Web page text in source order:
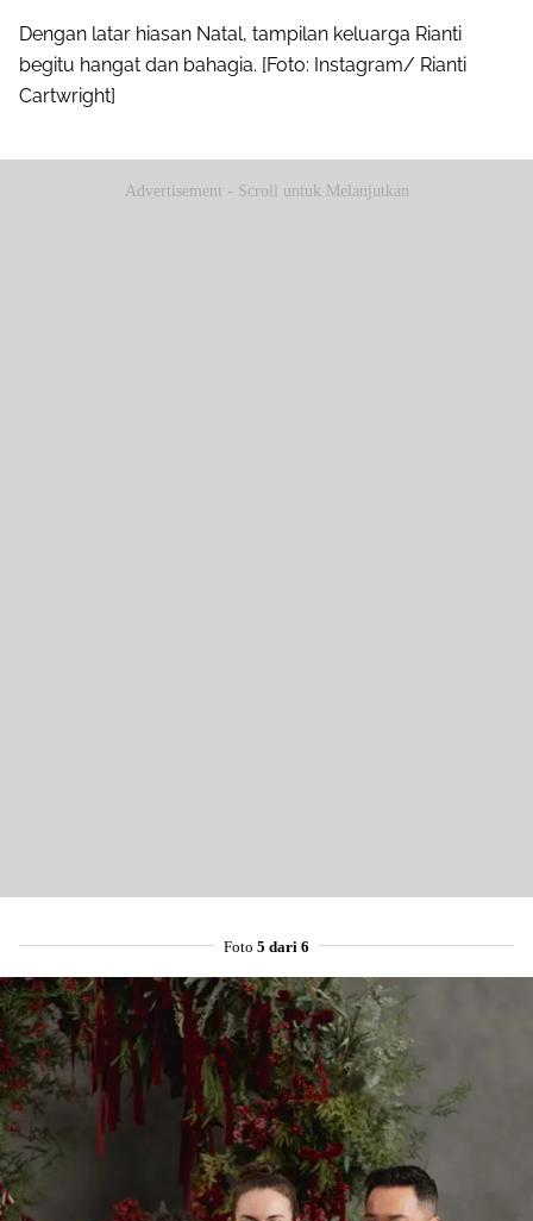
Dengan latar hiasan Natal, tampilan keluarga Rianti
begitu hangat dan bahagia. [Foto: Instagram/ Rianti
Cartwright]
Advertisement - Scroll untuk Melanjutkan
Foto 5 dari 6